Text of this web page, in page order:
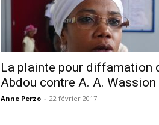
La plainte pour diffamation
Abdou contre A. A. Wassion
Anne Perzo - 22 février 2017